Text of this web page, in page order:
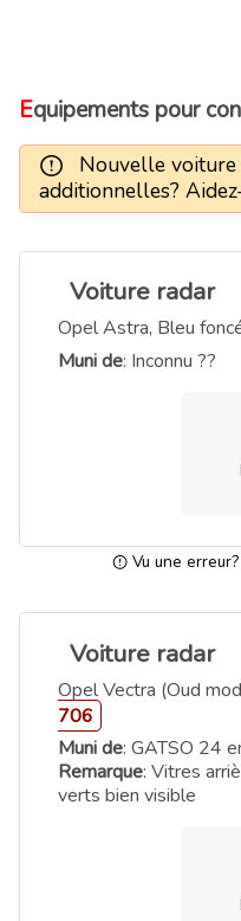
Equipements pour
Nouvelle voiture
additionnelles?
Voiture radar
Opel Astra, Bleu
Muni de: Inconnu ??
Vu une
Voiture radar
Opel Vectra (Oud
706
Muni de: GATSO 24
Remarque: Vitres
verts bien visible